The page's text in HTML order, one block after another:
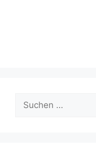
Suche
nach: